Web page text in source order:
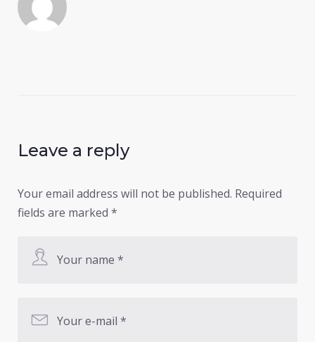
Leave a reply
Your email address will not be published. Required
fields are marked *